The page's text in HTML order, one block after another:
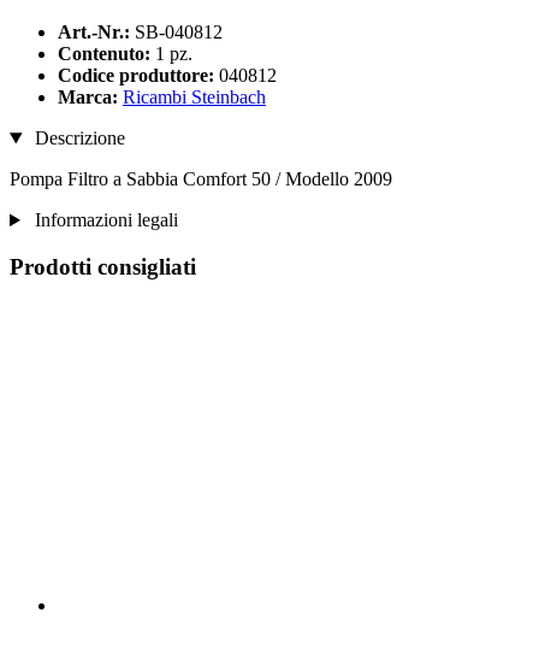
Art.-Nr.: SB-040812
Contenuto: 1 pz.
Codice produttore: 040812
Marca: Ricambi Steinbach
Descrizione
Pompa Filtro a Sabbia Comfort 50 / Modello 2009
Informazioni legali
Prodotti consigliati